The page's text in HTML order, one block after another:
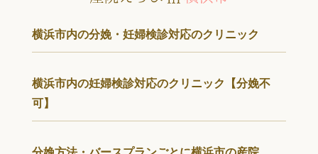
横浜市内の分娩・妊婦検診対応のクリニック
横浜市内の妊婦検診対応のクリニック【分娩不
可】